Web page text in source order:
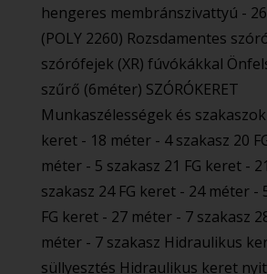
hengeres membránszivattyú -
(POLY 2260) Rozsdamentes
szórófejek (XR) fúvókákkal
szűrő (6méter) SZÓRÓKERET
Munkaszélességek és szakaszok
keret - 18 méter - 4 szakasz 20
méter - 5 szakasz 21 FG keret -
szakasz 24 FG keret - 24 méter -
FG keret - 27 méter - 7 szakasz
méter - 7 szakasz Hidraulikus
süllyesztés Hidraulikus keret